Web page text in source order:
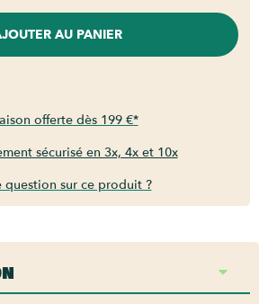
AU PANIER
offerte dès 199 €*
sécurisé en 3x, 4x et 10x
question sur ce produit ?